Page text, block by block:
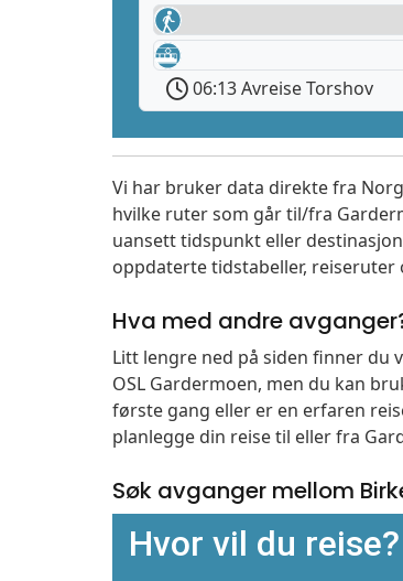
06:13 Avreise Torshov
Vi har bruker data direkte fra
hvilke ruter som går til/fra
uansett tidspunkt eller
oppdaterte tidstabeller,
Hva med andre
Litt lengre ned på siden finner du
OSL Gardermoen, men du kan
første gang eller er en erfaren
planlegge din reise til eller fra
Søk avganger mellom
Hvor vil du reise?